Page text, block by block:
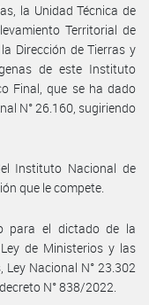
la Unidad Técnica de
Territorial de
Dirección de Tierras y
de este Instituto
Final, que se ha dado
N° 26.160, sugiriendo
Instituto Nacional de
que le compete.
para el dictado de la
de Ministerios y las
Nacional N° 23.302
N° 838/2022.